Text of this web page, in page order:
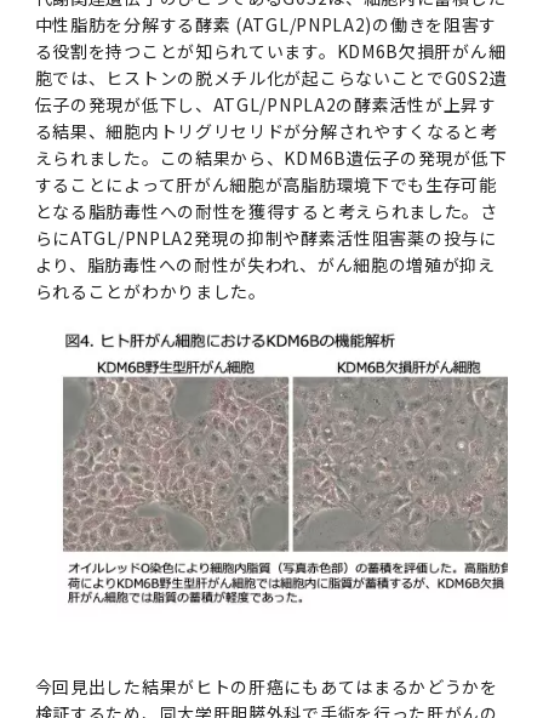
中性脂肪を分解する酵素 (ATGL/PNPLA2)の働きを阻害す
る役割を持つことが知られています。KDM6B欠損肝がん細
胞では、ヒストンの脱メチル化が起こらないことでG0S2遺
伝子の発現が低下し、ATGL/PNPLA2の酵素活性が上昇す
る結果、細胞内トリグリセリドが分解されやすくなると考
えられました。この結果から、KDM6B遺伝子の発現が低下
することによって肝がん細胞が高脂肪環境下でも生存可能
となる脂肪毒性への耐性を獲得すると考えられました。さ
らにATGL/PNPLA2発現の抑制や酵素活性阻害薬の投与に
より、脂肪毒性への耐性が失われ、がん細胞の増殖が抑え
られることがわかりました。
今回見出した結果がヒトの肝癌にもあてはまるかどうかを
検証するため、同大学肝胆膵外科で手術を行った肝がんの